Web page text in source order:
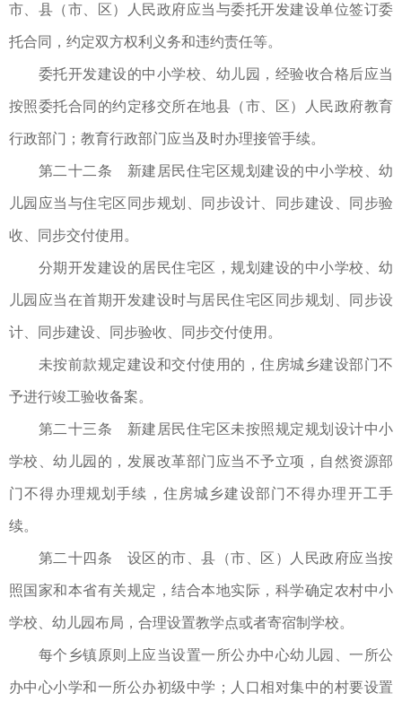
市、县（市、区）人民政府应当与委托开发建设单位签订委
托合同，约定双方权利义务和违约责任等。
委托开发建设的中小学校、幼儿园，经验收合格后应当
按照委托合同的约定移交所在地县（市、区）人民政府教育
行政部门；教育行政部门应当及时办理接管手续。
第二十二条 新建居民住宅区规划建设的中小学校、幼
儿园应当与住宅区同步规划、同步设计、同步建设、同步验
收、同步交付使用。
分期开发建设的居民住宅区，规划建设的中小学校、幼
儿园应当在首期开发建设时与居民住宅区同步规划、同步设
计、同步建设、同步验收、同步交付使用。
未按前款规定建设和交付使用的，住房城乡建设部门不
予进行竣工验收备案。
第二十三条 新建居民住宅区未按照规定规划设计中小
学校、幼儿园的，发展改革部门应当不予立项，自然资源部
门不得办理规划手续，住房城乡建设部门不得办理开工手
续。
第二十四条 设区的市、县（市、区）人民政府应当按
照国家和本省有关规定，结合本地实际，科学确定农村中小
学校、幼儿园布局，合理设置教学点或者寄宿制学校。
每个乡镇原则上应当设置一所公办中心幼儿园、一所公
办中心小学和一所公办初级中学；人口相对集中的村要设置